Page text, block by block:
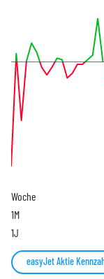
Woche
1M
1J
easyJet Aktie